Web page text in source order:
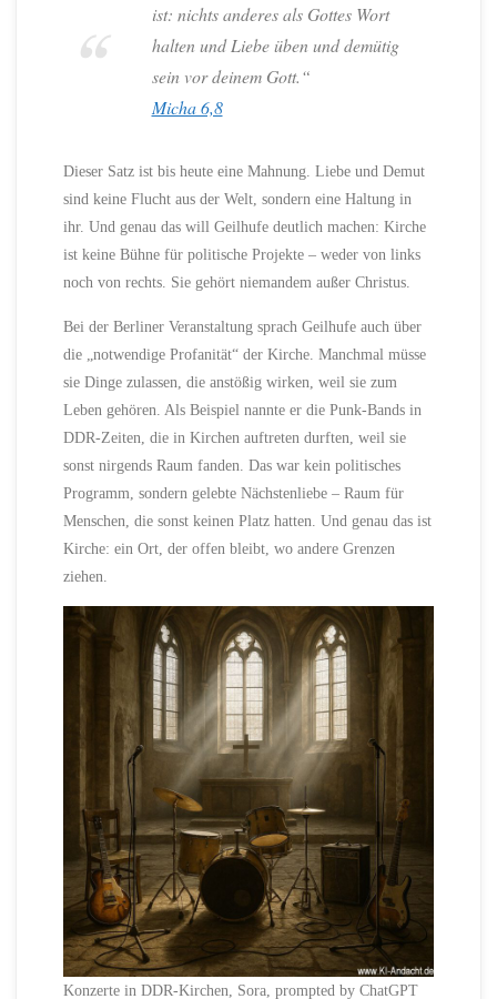
ist: nichts anderes als Gottes Wort
halten und Liebe üben und demütig
sein vor deinem Gott.“
Micha 6,8
Dieser Satz ist bis heute eine Mahnung. Liebe und Demut
sind keine Flucht aus der Welt, sondern eine Haltung in
ihr. Und genau das will Geilhufe deutlich machen: Kirche
ist keine Bühne für politische Projekte – weder von links
noch von rechts. Sie gehört niemandem außer Christus.
Bei der Berliner Veranstaltung sprach Geilhufe auch über
die „notwendige Profanität“ der Kirche. Manchmal müsse
sie Dinge zulassen, die anstößig wirken, weil sie zum
Leben gehören. Als Beispiel nannte er die Punk-Bands in
DDR-Zeiten, die in Kirchen auftreten durften, weil sie
sonst nirgends Raum fanden. Das war kein politisches
Programm, sondern gelebte Nächstenliebe – Raum für
Menschen, die sonst keinen Platz hatten. Und genau das ist
Kirche: ein Ort, der offen bleibt, wo andere Grenzen
ziehen.
Konzerte in DDR-Kirchen, Sora, prompted by ChatGPT